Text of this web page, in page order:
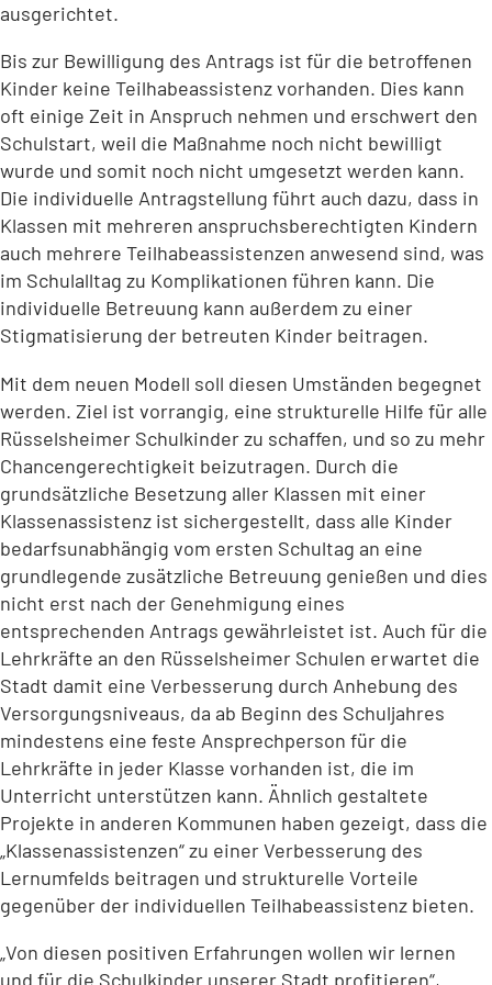
ausgerichtet.
Bis zur Bewilligung des Antrags ist für die betroffenen
Kinder keine Teilhabeassistenz vorhanden. Dies kann
oft einige Zeit in Anspruch nehmen und erschwert den
Schulstart, weil die Maßnahme noch nicht bewilligt
wurde und somit noch nicht umgesetzt werden kann.
Die individuelle Antragstellung führt auch dazu, dass in
Klassen mit mehreren anspruchsberechtigten Kindern
auch mehrere Teilhabeassistenzen anwesend sind, was
im Schulalltag zu Komplikationen führen kann. Die
individuelle Betreuung kann außerdem zu einer
Stigmatisierung der betreuten Kinder beitragen.
Mit dem neuen Modell soll diesen Umständen begegnet
werden. Ziel ist vorrangig, eine strukturelle Hilfe für alle
Rüsselsheimer Schulkinder zu schaffen, und so zu mehr
Chancengerechtigkeit beizutragen. Durch die
grundsätzliche Besetzung aller Klassen mit einer
Klassenassistenz ist sichergestellt, dass alle Kinder
bedarfsunabhängig vom ersten Schultag an eine
grundlegende zusätzliche Betreuung genießen und dies
nicht erst nach der Genehmigung eines
entsprechenden Antrags gewährleistet ist. Auch für die
Lehrkräfte an den Rüsselsheimer Schulen erwartet die
Stadt damit eine Verbesserung durch Anhebung des
Versorgungsniveaus, da ab Beginn des Schuljahres
mindestens eine feste Ansprechperson für die
Lehrkräfte in jeder Klasse vorhanden ist, die im
Unterricht unterstützen kann. Ähnlich gestaltete
Projekte in anderen Kommunen haben gezeigt, dass die
„Klassenassistenzen“ zu einer Verbesserung des
Lernumfelds beitragen und strukturelle Vorteile
gegenüber der individuellen Teilhabeassistenz bieten.
„Von diesen positiven Erfahrungen wollen wir lernen
und für die Schulkinder unserer Stadt profitieren“,